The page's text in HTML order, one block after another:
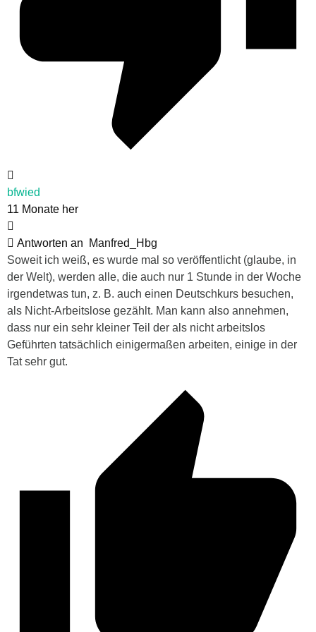
bfwied
11 Monate her
Antworten an
Manfred_Hbg
Soweit ich weiß, es wurde mal so veröffentlicht (glaube, in
der Welt), werden alle, die auch nur 1 Stunde in der Woche
irgendetwas tun, z. B. auch einen Deutschkurs besuchen,
als Nicht-Arbeitslose gezählt. Man kann also annehmen,
dass nur ein sehr kleiner Teil der als nicht arbeitslos
Geführten tatsächlich einigermaßen arbeiten, einige in der
Tat sehr gut.